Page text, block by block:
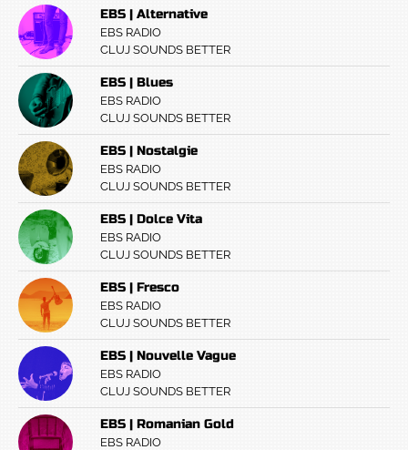
EBS | Alternative
EBS RADIO
CLUJ SOUNDS BETTER
EBS | Blues
EBS RADIO
CLUJ SOUNDS BETTER
EBS | Nostalgie
EBS RADIO
CLUJ SOUNDS BETTER
EBS | Dolce Vita
EBS RADIO
CLUJ SOUNDS BETTER
EBS | Fresco
EBS RADIO
CLUJ SOUNDS BETTER
EBS | Nouvelle Vague
EBS RADIO
CLUJ SOUNDS BETTER
EBS | Romanian Gold
EBS RADIO